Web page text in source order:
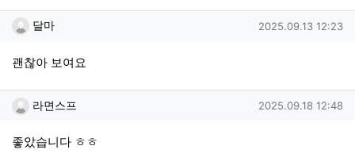
달마님의 댓글
달마 작성일
2025.09.13 12:23
괜찮아 보여요
라면스프님의 댓글
라면스프 작성일
2025.09.18 12:48
좋았습니다 ㅎㅎ